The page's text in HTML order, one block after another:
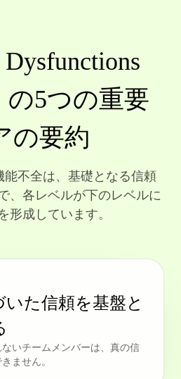
Dysfunctions
の5つの重要
の要約
能不全は、基礎となる信頼
、各レベルが下のレベルに
形成しています。
いた信頼を基盤と
いチームメンバーは、真の信
ません。